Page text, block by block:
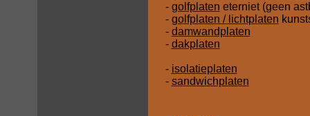
- golfplaten eterniet (geen
- golfplaten / lichtplaten
- damwandplaten
- dakplaten
- isolatieplaten
- sandwichplaten